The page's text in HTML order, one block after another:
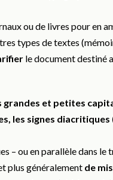
ou de livres pour en
types de textes
le document destiné
grandes et petites
les signes
– ou en parallèle dans le
plus généralement de